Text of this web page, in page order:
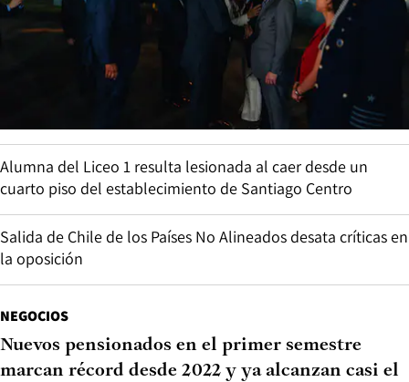
Alumna del Liceo 1 resulta lesionada al caer desde un
cuarto piso del establecimiento de Santiago Centro
Salida de Chile de los Países No Alineados desata críticas en
la oposición
NEGOCIOS
Nuevos pensionados en el primer semestre
marcan récord desde 2022 y ya alcanzan casi el